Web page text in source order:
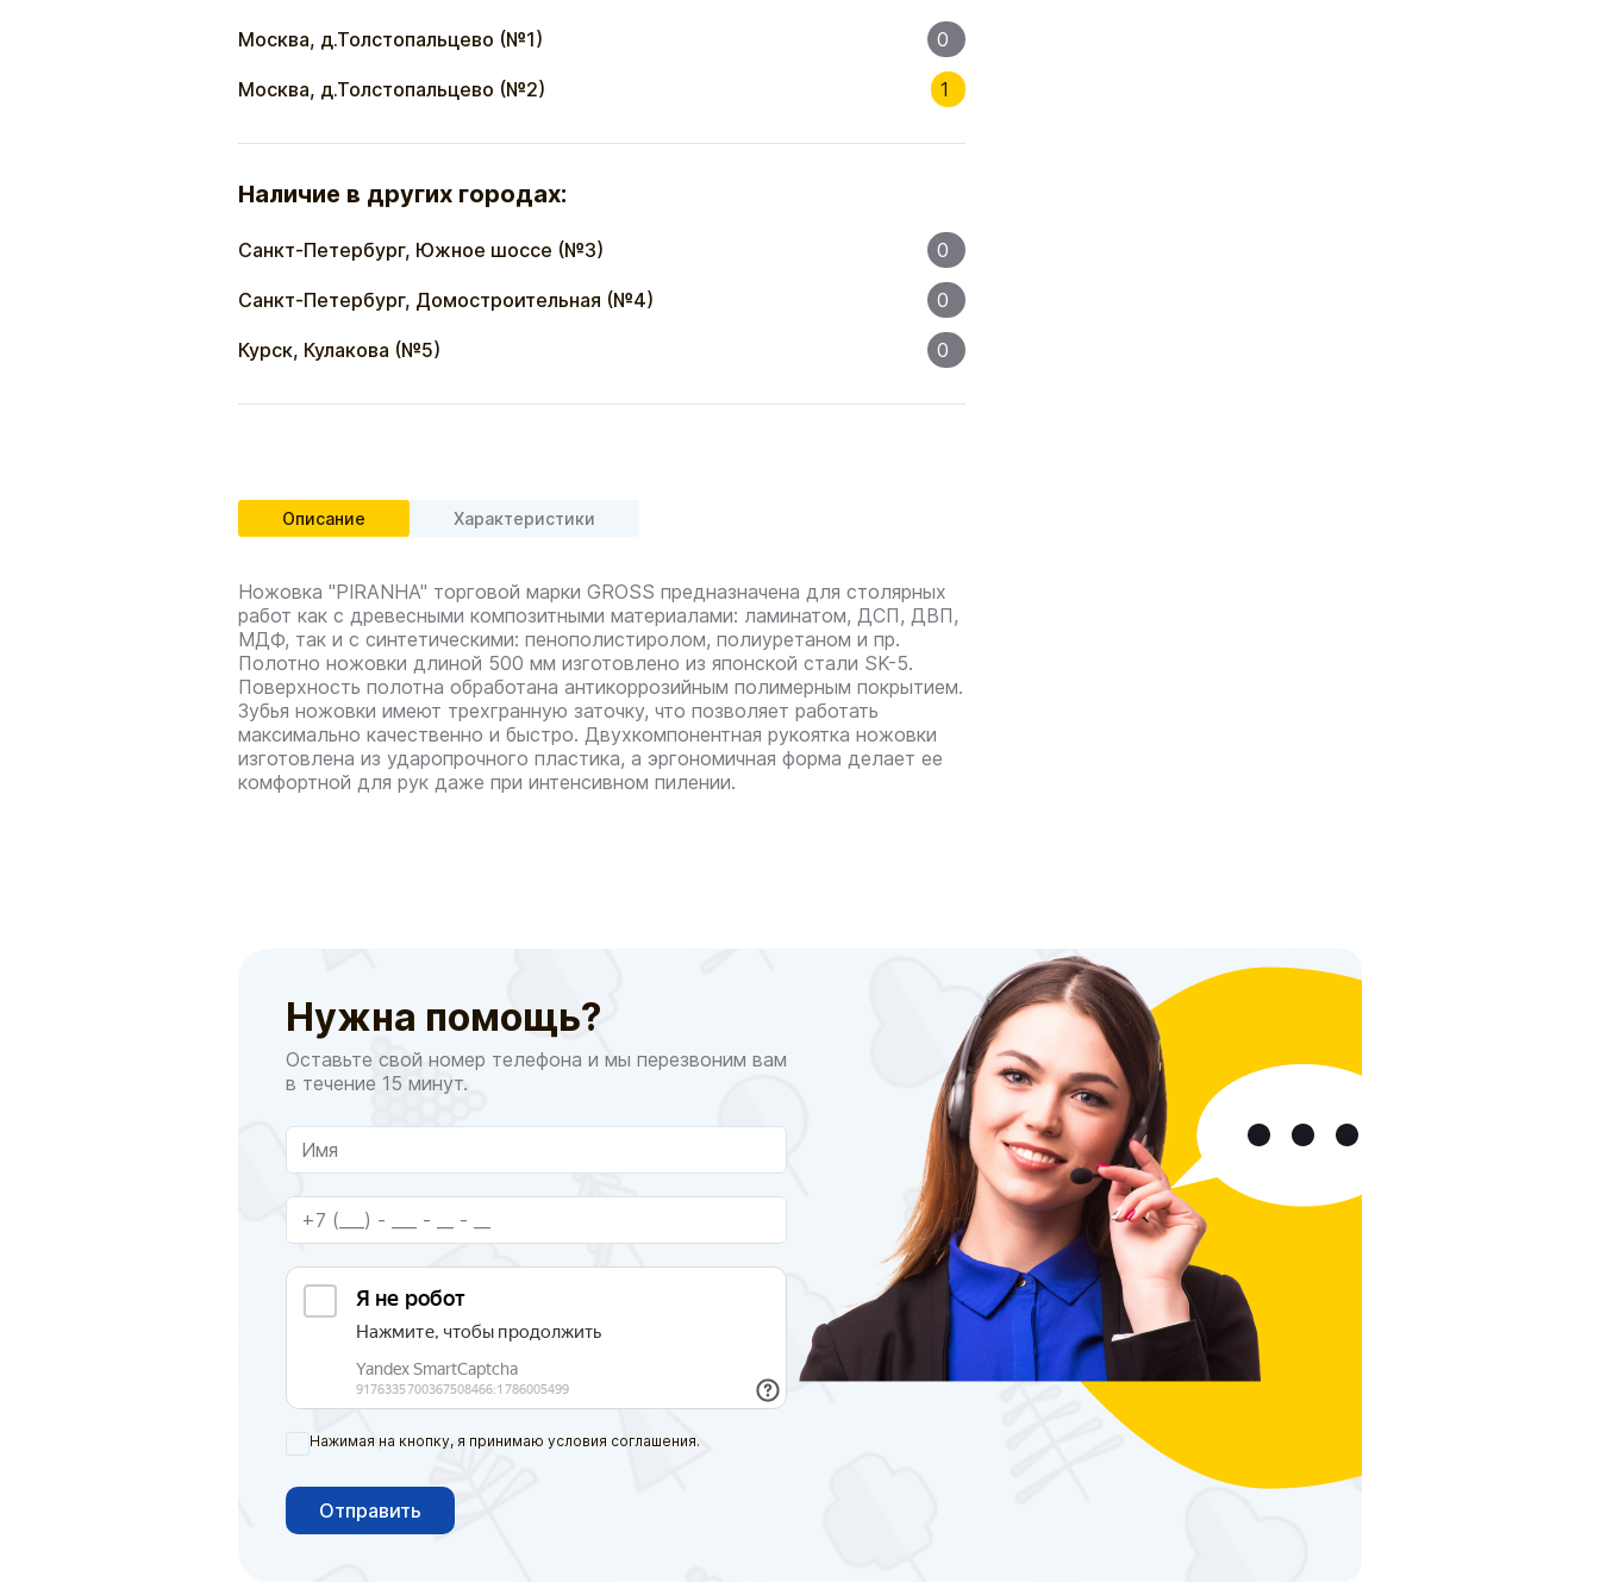
Москва, д.Толстопальцево (№1) 0
Москва, д.Толстопальцево (№2) 1
Наличие в других городах:
Санкт-Петербург, Южное шоссе (№3) 0
Санкт-Петербург, Домостроительная (№4) 0
Курск, Кулакова (№5) 0
Описание Характеристики
Ножовка "PIRANHA" торговой марки GROSS предназначена для столярных
работ как с древесными композитными материалами: ламинатом, ДСП, ДВП,
МДФ, так и с синтетическими: пенополистиролом, полиуретаном и пр.
Полотно ножовки длиной 500 мм изготовлено из японской стали SK-5.
Поверхность полотна обработана антикоррозийным полимерным покрытием.
Зубья ножовки имеют трехгранную заточку, что позволяет работать
максимально качественно и быстро. Двухкомпонентная рукоятка ножовки
изготовлена из ударопрочного пластика, а эргономичная форма делает ее
комфортной для рук даже при интенсивном пилении.
Нужна помощь?
Оставьте свой номер телефона и мы перезвоним вам
в течение 15 минут.
Нажимая на кнопку, я принимаю условия соглашения.
Отправить